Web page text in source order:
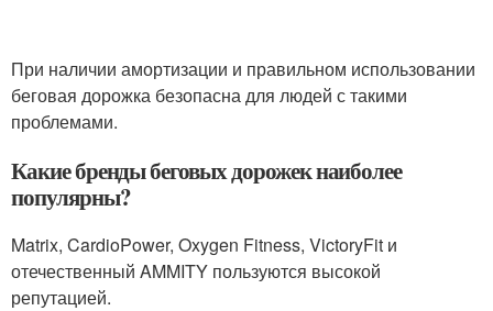
При наличии амортизации и правильном использовании
беговая дорожка безопасна для людей с такими
проблемами.
Какие бренды беговых дорожек наиболее
популярны?
Matrix, CardioPower, Oxygen Fitness, VictoryFit и
отечественный AMMITY пользуются высокой
репутацией.